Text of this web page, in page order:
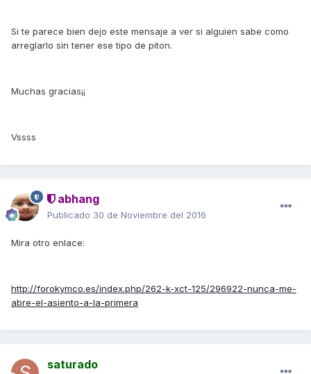
Si te parece bien dejo este mensaje a ver si alguien sabe como
arreglarlo sin tener ese tipo de piton.
Muchas gracias¡¡
Vssss
abhang
Publicado 30 de Noviembre del 2016
Mira otro enlace:
http://forokymco.es/index.php/262-k-xct-125/296922-nunca-me-
abre-el-asiento-a-la-primera
saturado